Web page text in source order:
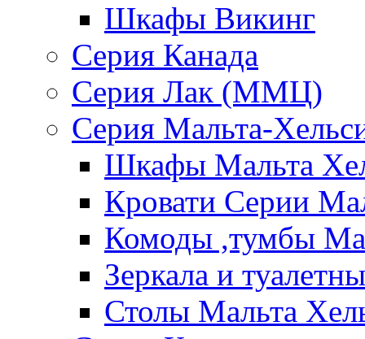
Шкафы Викинг
Серия Канада
Серия Лак (ММЦ)
Серия Мальта-
Шкафы Мальта
Кровати Серии
Комоды ,тумбы
Зеркала и
Столы Мальта